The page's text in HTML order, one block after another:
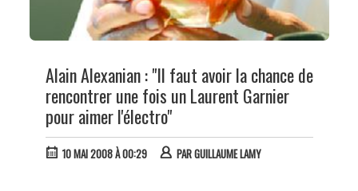
Alain Alexanian : "Il faut avoir la chance de
rencontrer une fois un Laurent Garnier
pour aimer l'électro"
10 MAI 2008 À 00:29 PARGUILLAUME LAMY